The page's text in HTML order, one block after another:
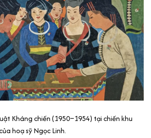
Kháng chiến (1950–1954) tại chiến khu
hoạ sỹ Ngọc Linh.